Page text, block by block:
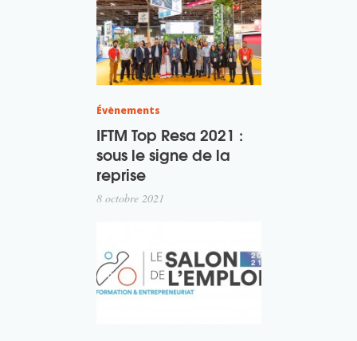
Évènements
IFTM Top Resa 2021 :
sous le signe de la
reprise
8 octobre 2021